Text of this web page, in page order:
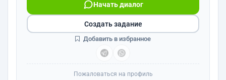
Начать диалог
Создать задание
Добавить в избранное
Пожаловаться на профиль